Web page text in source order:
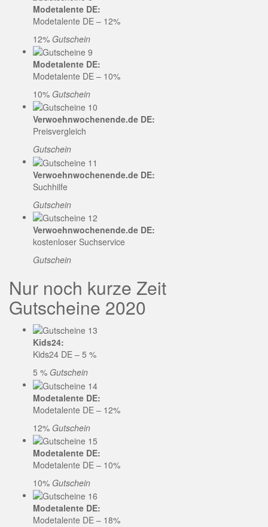
Modetalente DE:
Modetalente DE – 12%
12% Gutschein
Modetalente DE:
Modetalente DE – 10%
10% Gutschein
Verwoehnwochenende.de DE:
Preisvergleich
Gutschein
Verwoehnwochenende.de DE:
Suchhilfe
Gutschein
Verwoehnwochenende.de DE:
kostenloser Suchservice
Gutschein
Nur noch kurze Zeit
Gutscheine 2020
Kids24:
Kids24 DE – 5 %
5 % Gutschein
Modetalente DE:
Modetalente DE – 12%
12% Gutschein
Modetalente DE:
Modetalente DE – 10%
10% Gutschein
Modetalente DE:
Modetalente DE – 18%